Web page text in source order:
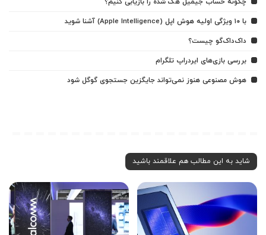
با ۱۰ ویژگی اولیه هوش اپل (Apple Intelligence) آشنا شوید
داک‌داک‌گو چیست؟
بررسی بازی‌های ایردراپ تلگرام
هوش مصنوعی هنوز نمی‌تواند جایگزین جستجوی گوگل شود
شاید به این مطالب هم علاقمند باشید